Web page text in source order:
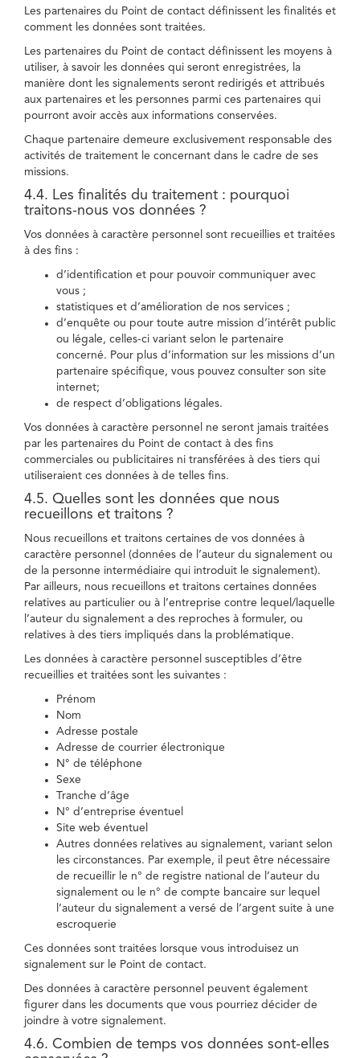
Les partenaires du Point de contact définissent les finalités et
comment les données sont traitées.
Les partenaires du Point de contact définissent les moyens à
utiliser, à savoir les données qui seront enregistrées, la
manière dont les signalements seront redirigés et attribués
aux partenaires et les personnes parmi ces partenaires qui
pourront avoir accès aux informations conservées.
Chaque partenaire demeure exclusivement responsable des
activités de traitement le concernant dans le cadre de ses
missions.
4.4. Les finalités du traitement : pourquoi
traitons-nous vos données ?
Vos données à caractère personnel sont recueillies et traitées
à des fins :
d’identification et pour pouvoir communiquer avec
vous ;
statistiques et d’amélioration de nos services ;
d’enquête ou pour toute autre mission d’intérêt public
ou légale, celles-ci variant selon le partenaire
concerné. Pour plus d’information sur les missions d’un
partenaire spécifique, vous pouvez consulter son site
internet;
de respect d’obligations légales.
Vos données à caractère personnel ne seront jamais traitées
par les partenaires du Point de contact à des fins
commerciales ou publicitaires ni transférées à des tiers qui
utiliseraient ces données à de telles fins.
4.5. Quelles sont les données que nous
recueillons et traitons ?
Nous recueillons et traitons certaines de vos données à
caractère personnel (données de l’auteur du signalement ou
de la personne intermédiaire qui introduit le signalement).
Par ailleurs, nous recueillons et traitons certaines données
relatives au particulier ou à l’entreprise contre lequel/laquelle
l’auteur du signalement a des reproches à formuler, ou
relatives à des tiers impliqués dans la problématique.
Les données à caractère personnel susceptibles d’être
recueillies et traitées sont les suivantes :
Prénom
Nom
Adresse postale
Adresse de courrier électronique
N° de téléphone
Sexe
Tranche d’âge
N° d’entreprise éventuel
Site web éventuel
Autres données relatives au signalement, variant selon
les circonstances. Par exemple, il peut être nécessaire
de recueillir le n° de registre national de l’auteur du
signalement ou le n° de compte bancaire sur lequel
l’auteur du signalement a versé de l’argent suite à une
escroquerie
Ces données sont traitées lorsque vous introduisez un
signalement sur le Point de contact.
Des données à caractère personnel peuvent également
figurer dans les documents que vous pourriez décider de
joindre à votre signalement.
4.6. Combien de temps vos données sont-elles